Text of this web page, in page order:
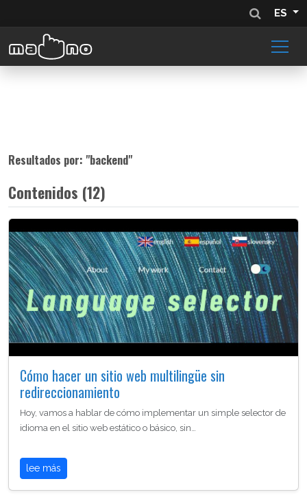
ES
Resultados por: "backend"
Contenidos (12)
Cómo hacer un sitio web multilingüe sin
redireccionamiento
Hoy, vamos a hablar de cómo implementar un simple selector de
idioma en el sitio web estático o básico, sin…
lee más